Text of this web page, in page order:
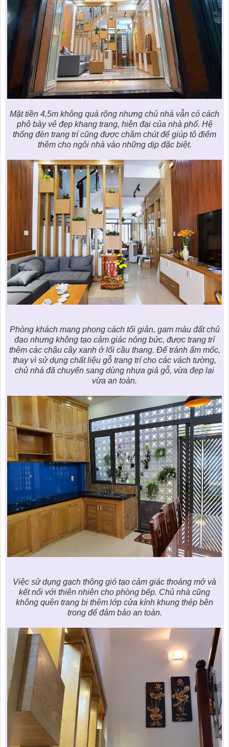
Mặt tiền 4,5m không quá rộng nhưng chủ nhà vẫn có cách
phô bày vẻ đẹp khang trang, hiện đại của nhà phố. Hệ
thống đèn trang trí cũng được chăm chút để giúp tô điểm
thêm cho ngôi nhà vào những dịp đặc biệt.
Phòng khách mang phong cách tối giản, gam màu đất chủ
đạo nhưng không tạo cảm giác nóng bức, được trang trí
thêm các chậu cây xanh ở lối cầu thang. Để tránh ẩm mốc,
thay vì sử dụng chất liệu gỗ trang trí cho các vách tường,
chủ nhà đã chuyển sang dùng nhựa giả gỗ, vừa đẹp lại
vừa an toàn.
Việc sử dụng gạch thông gió tạo cảm giác thoáng mở và
kết nối với thiên nhiên cho phòng bếp. Chủ nhà cũng
không quên trang bị thêm lớp cửa kính khung thép bên
trong để đảm bảo an toàn.